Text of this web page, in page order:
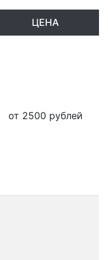
ЦЕНА
от 2500 рублей